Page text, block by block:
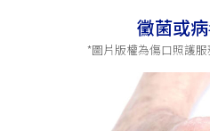
黴菌或
*圖片版權為傷口照護